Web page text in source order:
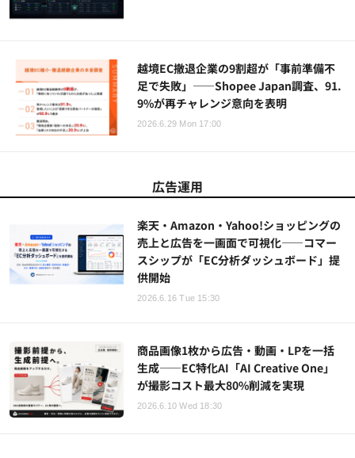
越境EC撤退企業の9割超が「事前準備不
足で失敗」——Shopee Japan調査、91.
9%が再チャレンジ意向を表明
2026.6.29 Mon 17:00
広告運用
楽天・Amazon・Yahoo!ショッピングの
売上と広告を一画面で可視化——コマー
スシップが「EC分析ダッシュボード」提
供開始
2026.6.16 Tue 15:30
商品画像1枚から広告・動画・LPを一括
生成――EC特化AI「AI Creative One」
が撮影コスト最大80%削減を実現
2026.6.10 Wed 18:30